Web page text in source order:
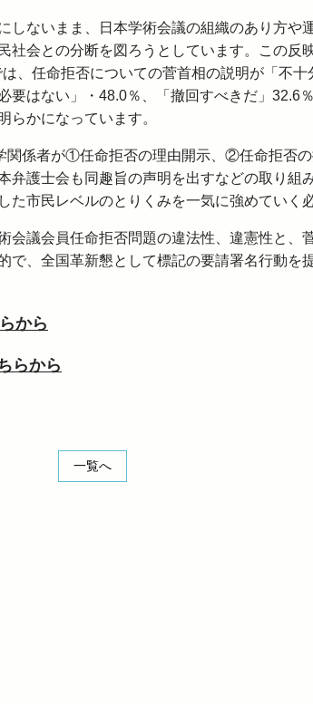
ないまま、日本学術会議の組織のあり方や
社会との分断を図ろうとしています。この反
、任命拒否についての菅首相の説明が「不十
要はない」・48.0％、「撤回すべきだ」32.6
らかになっています。
係者が①任命拒否の理由開示、②任命拒否の
弁護士会も同趣旨の声明を出すなどの取り組
た市民レベルのとりくみを一気に強めていく
会議会員任命拒否問題の違法性、違憲性と、
で、全国革新懇として標記の要請署名行動を
から
らから
一覧へ